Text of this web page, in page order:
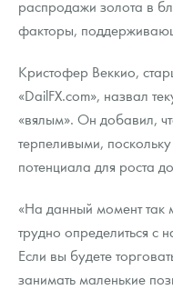
распродажи золота в
факторы,
Кристофер Веккио,
«DailFX.com», назвал
«вялым». Он добавил,
терпеливыми,
потенциала для роста
«На данный момент так
трудно определиться с
Если вы будете
занимать маленькие